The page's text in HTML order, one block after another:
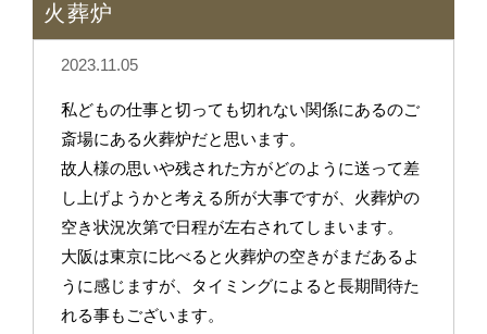
火葬炉
2023.11.05
私どもの仕事と切っても切れない関係にあるのご
斎場にある火葬炉だと思います。
故人様の思いや残された方がどのように送って差
し上げようかと考える所が大事ですが、火葬炉の
空き状況次第で日程が左右されてしまいます。
大阪は東京に比べると火葬炉の空きがまだあるよ
うに感じますが、タイミングによると長期間待た
れる事もございます。